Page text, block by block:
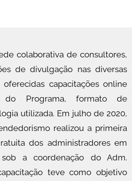
colaborativa de consultores,
de divulgação nas diversas
capacitações online
do Programa, formato de
utilizada. Em julho de 2020,
realizou a primeira
dos administradores em
a coordenação do Adm.
teve como objetivo